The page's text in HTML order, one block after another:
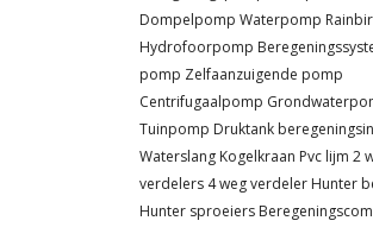
Dompelpomp Waterpomp
Hydrofoorpomp
pomp Zelfaanzuigende pomp
Centrifugaalpomp
Tuinpomp Druktank
Waterslang Kogelkraan Pvc lijm 2
verdelers 4 weg verdeler Hunter
Hunter sproeiers